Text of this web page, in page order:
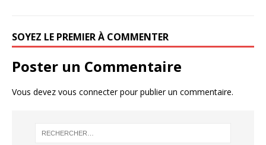
SOYEZ LE PREMIER À COMMENTER
Poster un Commentaire
Vous devez vous connecterpour publier un commentaire.